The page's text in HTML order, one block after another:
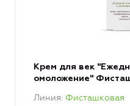
Крем для век
омоложение"
Линия Фисташковая